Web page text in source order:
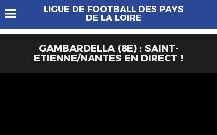
LIGUE DE FOOTBALL DES PAYS
DE LA LOIRE
GAMBARDELLA (8E) : SAINT-
ETIENNE/NANTES EN DIRECT !